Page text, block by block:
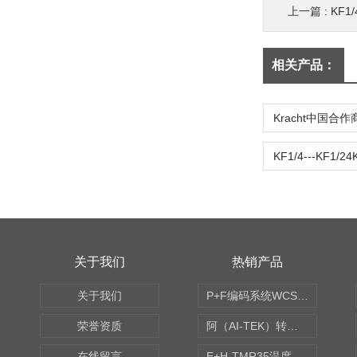
上一篇 :
相关产品：
关于我们
关于我们
荣誉资质
热销产品